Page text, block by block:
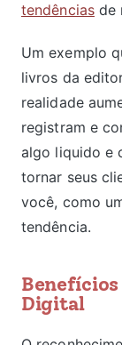
tendênciasde
Um exemplo
livros da
realidade
registram e
algo liquido e
tornar seus
você, como
tendência.
Digital